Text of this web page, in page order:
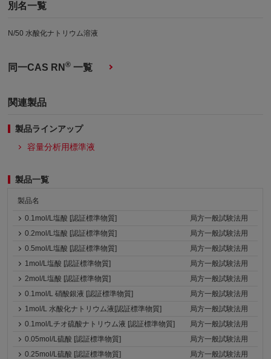
別名一覧
N/50 水酸化ナトリウム溶液
同一CAS RN® 一覧
関連製品
製品ラインアップ
容量分析用標準液
製品一覧
製品名
0.1mol/L塩酸 [認証標準物質]
局方一般試験法用
0.2mol/L塩酸 [認証標準物質]
局方一般試験法用
0.5mol/L塩酸 [認証標準物質]
局方一般試験法用
1mol/L塩酸 [認証標準物質]
局方一般試験法用
2mol/L塩酸 [認証標準物質]
局方一般試験法用
0.1mol/L 硝酸銀液 [認証標準物質]
局方一般試験法用
1mol/L 水酸化ナトリウム液[認証標準物質]
局方一般試験法用
0.1mol/Lチオ硫酸ナトリウム液 [認証標準物質]
局方一般試験法用
0.05mol/L硫酸 [認証標準物質]
局方一般試験法用
0.25mol/L硫酸 [認証標準物質]
局方一般試験法用